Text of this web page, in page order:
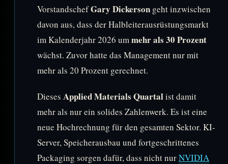
VorstandschefGary Dickerson geht inzwischen
davon aus, dass der Halbleiterausrüstungsmarkt
im Kalenderjahr 2026 ummehr als 30 Prozent
wächst. Zuvor hatte das Management nur mit
mehr als 20 Prozent gerechnet.
Dieses Applied Materials Quartalist damit
mehr als nur ein solides Zahlenwerk. Es ist eine
neue Hochrechnung für den gesamten Sektor. KI-
Server, Speicherausbau und fortgeschrittenes
Packaging sorgen dafür, dass nicht nurNVIDIA